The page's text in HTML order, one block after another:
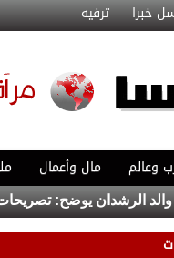
خبرا ترفيه
وعالم مال وأعمال
يوضح: تصريحات